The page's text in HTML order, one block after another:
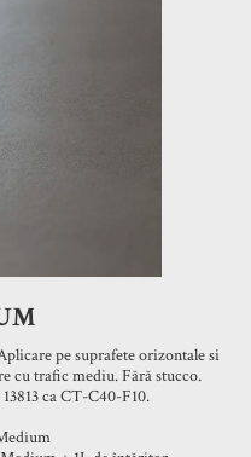
pe suprafete orizontale si
cu trafic mediu. Fără stucco.
ca CT-C40-F10.